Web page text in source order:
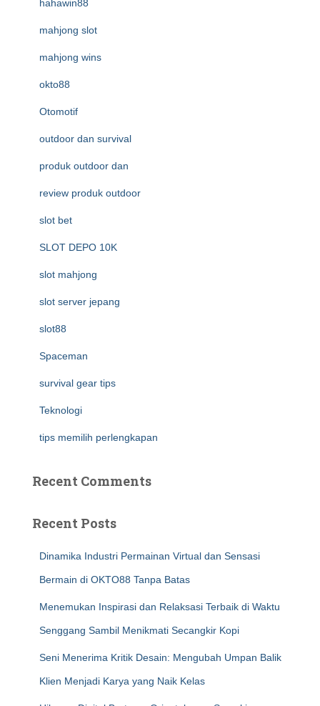
hahawin88
mahjong slot
mahjong wins
okto88
Otomotif
outdoor dan survival
produk outdoor dan
review produk outdoor
slot bet
SLOT DEPO 10K
slot mahjong
slot server jepang
slot88
Spaceman
survival gear tips
Teknologi
tips memilih perlengkapan
Recent Comments
Recent Posts
Dinamika Industri Permainan Virtual dan Sensasi
Bermain di OKTO88 Tanpa Batas
Menemukan Inspirasi dan Relaksasi Terbaik di Waktu
Senggang Sambil Menikmati Secangkir Kopi
Seni Menerima Kritik Desain: Mengubah Umpan Balik
Klien Menjadi Karya yang Naik Kelas